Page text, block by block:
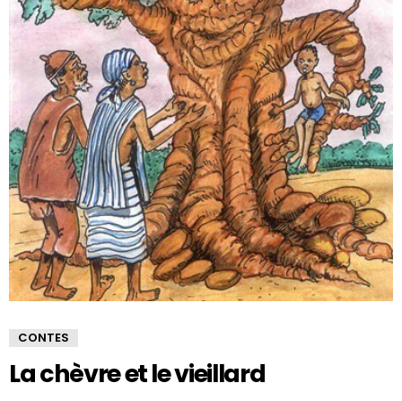
CONTES
La chèvre et le vieillard